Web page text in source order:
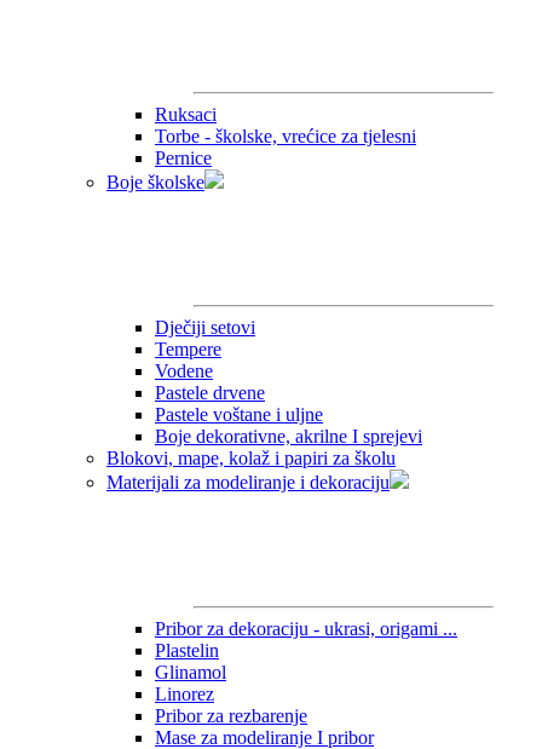
Ruksaci
Torbe - školske, vrećice za tjelesni
Pernice
Boje školske
Dječiji setovi
Tempere
Vodene
Pastele drvene
Pastele voštane i uljne
Boje dekorativne, akrilne I sprejevi
Blokovi, mape, kolaž i papiri za školu
Materijali za modeliranje i dekoraciju
Pribor za dekoraciju - ukrasi, origami ...
Plastelin
Glinamol
Linorez
Pribor za rezbarenje
Mase za modeliranje I pribor